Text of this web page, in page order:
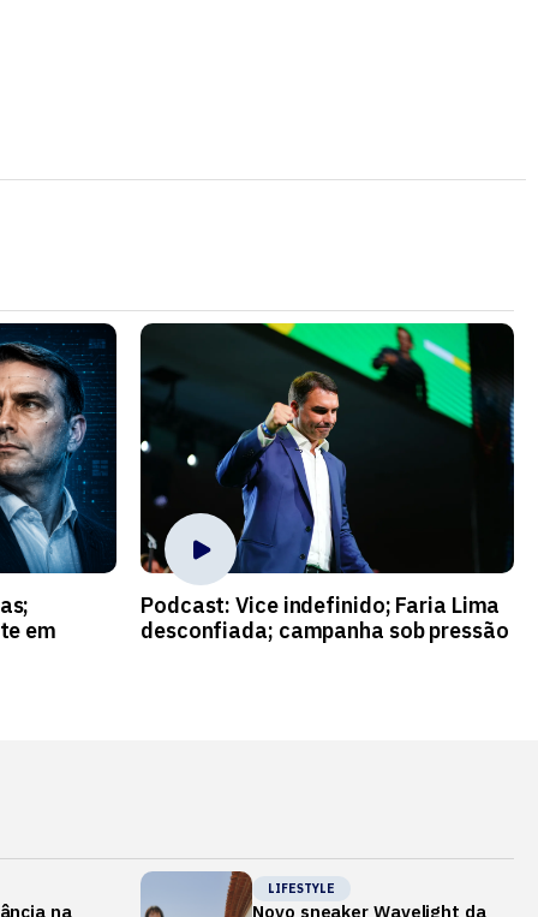
em
Podcast: Vice indefinido; Faria Lima
desconfiada; campanha sob pressão
na
LIFESTYLE
Novo sneaker Wavelight da